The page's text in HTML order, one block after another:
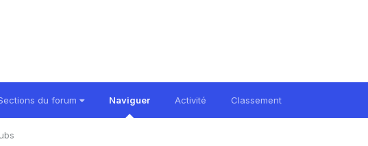
du forum Naviguer Activité Classement